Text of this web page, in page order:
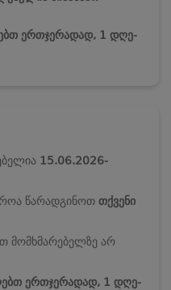
ერთჯერადად, 1 დღე-
15.06.2026-
წარადგინოთ თქვენი
მომხმარებელზე არ
ერთჯერადად, 1 დღე-